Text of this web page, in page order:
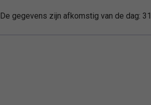
De gegevens zijn afkomstig van de dag: